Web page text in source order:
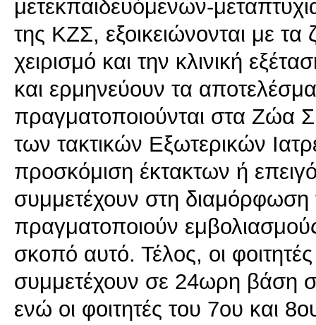
μετεκπαιδευόμενων-
της ΚΖΣ, εξοικειώνονται με τα
χειρισμό και την κλινική
και ερμηνεύουν τα
πραγματοποιούνται στα Ζώα
των τακτικών Εξωτερικών
προσκόμιση έκτακτων ή
συμμετέχουν στη
πραγματοποιούν
σκοπό αυτό. Τέλος, οι
συμμετέχουν σε 24ωρη βάση
ενώ οι φοιτητές του 7ου και